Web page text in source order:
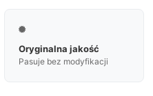

Oryginalna jakość
Pasuje bez modyfikacji